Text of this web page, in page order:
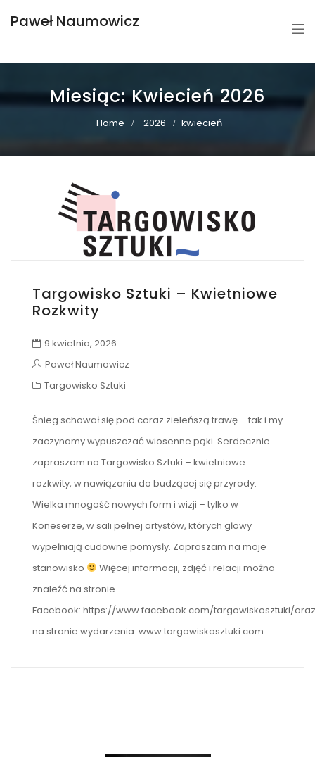
Paweł Naumowicz
Miesiąc:Kwiecień 2026
Home 2026 kwiecień
Targowisko Sztuki – Kwietniowe
Rozkwity
9 kwietnia, 2026
Paweł Naumowicz
Targowisko Sztuki
Śnieg schował się pod coraz zieleńszą trawę – tak i my
zaczynamy wypuszczać wiosenne pąki. Serdecznie
zapraszam na Targowisko Sztuki – kwietniowe
rozkwity, w nawiązaniu do budzącej się przyrody.
Wielka mnogość nowych form i wizji – tylko w
Koneserze, w sali pełnej artystów, których głowy
wypełniają cudowne pomysły. Zapraszam na moje
stanowisko
Więcej informacji, zdjęć i relacji można
znaleźć na stronie
Facebook: https://www.facebook.com/targowiskosztuki/oraz
na stronie wydarzenia: www.targowiskosztuki.com